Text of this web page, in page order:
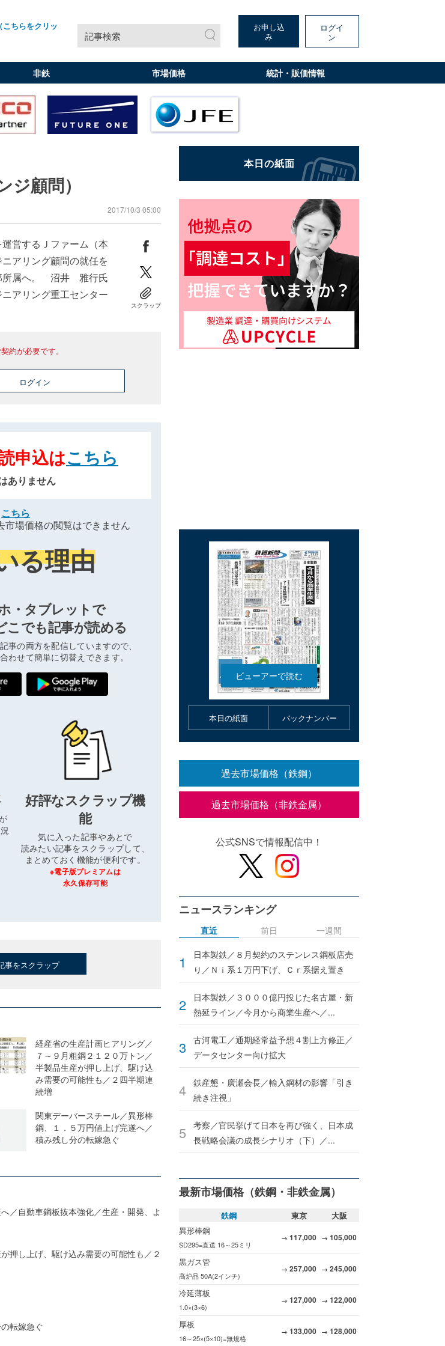
ちらをクリッ
記事検索
お申し込
み
ログイ
ン
非鉄 市場価格 統計・販価情報
顧問）
2017/10/3 05:00
営するＪファーム（本
アリング顧問の就任を
所属へ。 沼井 雅行氏
アリング重工センター
スクラップ
約が必要です。
ログイン
申込はこちら
ありません
こちら
市場価格の閲覧はできません
る理由
・タブレットで
こでも記事が読める
事の両方を配信していますので、
わせて簡単に切替えできます。
好評なスクラップ機
能
気に入った記事やあとで
読みたい記事をスクラップして、
まとめておく機能が便利です。
※電子版プレミアムは
永久保存可能
事をスクラップ
経産省の生産計画ヒアリング／
７～９月粗鋼２１２０万トン／
半製品生産が押し上げ、駆け込
み需要の可能性も／２四半期連
続増
関東デーバースチール／異形棒
鋼、１．５万円値上げ完遂へ／
積み残し分の転嫁急ぐ
／自動車鋼板抜本強化／生産・開発、よ
押し上げ、駆け込み需要の可能性も／２
転嫁急ぐ
本日の紙面 バックナンバー
過去市場価格（鉄鋼）
過去市場価格（非鉄金属）
公式SNSで情報配信中！
ニュースランキング
直近
日本製鉄／８月契約のステンレス鋼板店売
り／Ｎｉ系１万円下げ、Ｃｒ系据え置き
日本製鉄／３０００億円投じた名古屋・新
熱延ライン／今月から商業生産へ／...
古河電工／通期経常益予想４割上方修正／
データセンター向け拡大
鉄産懇・廣瀬会長／輸入鋼材の影響「引き
続き注視」
考察／官民挙げて日本を再び強く、日本成
長戦略会議の成長シナリオ（下）／...
前日 一週間
最新市場価格（鉄鋼・非鉄金属）
鉄鋼 東京
大阪
異形棒鋼
SD295=直送 16～25ミリ
→ 117,000 → 105,000
黒ガス管
高炉品 50A(2インチ)
→ 257,000 → 245,000
冷延薄板
1.0×(3×6)
→ 127,000 → 122,000
厚板
16～25×(5×10)=無規格
→ 133,000 → 128,000